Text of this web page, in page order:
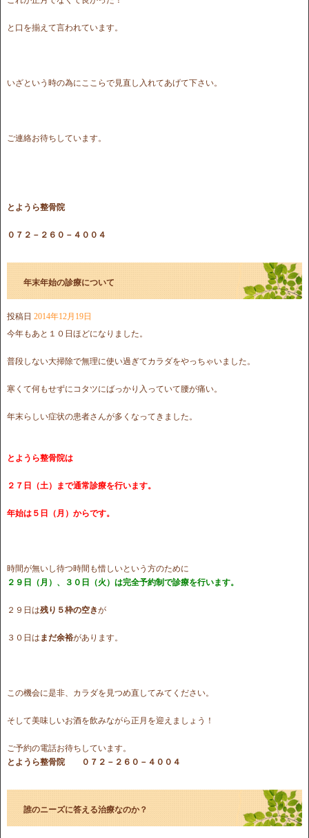
と口を揃えて言われています。
いざという時の為にここらで見直し入れてあげて下さい。
ご連絡お待ちしています。
とようら整骨院
０７２－２６０－４００４
年末年始の診療について
投稿日 2014年12月19日
今年もあと１０日ほどになりました。
普段しない大掃除で無理に使い過ぎてカラダをやっちゃいました。
寒くて何もせずにコタツにばっかり入っていて腰が痛い。
年末らしい症状の患者さんが多くなってきました。
とようら整骨院は
２７日（土）まで通常診療を行います。
年始は５日（月）からです。
時間が無いし待つ時間も惜しいという方のために
２９日（月）、３０日（火）は完全予約制で診療を行います。
２９日は残り５枠の空きが
３０日は まだ余裕があります。
この機会に是非、カラダを見つめ直してみてください。
そして美味しいお酒を飲みながら正月を迎えましょう！
ご予約の電話お待ちしています。
とようら整骨院 ０７２－２６０－４００４
誰のニーズに答える治療なのか？